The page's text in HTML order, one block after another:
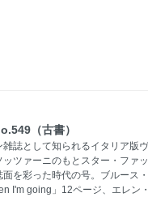
（古書）
誌として知られるイタリア版
ツァーニのもとスター・ファ
を彩った時代の号。ブルース
I'm going」12ページ、エレン